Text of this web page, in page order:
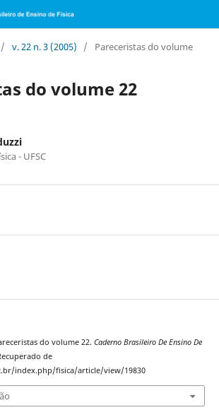
/ v. 22 n. 3 (2005) / Pareceristas do volume
do volume 22
- UFSC
do volume 22. Caderno Brasileiro De Ensino De
de
index.php/fisica/article/view/19830